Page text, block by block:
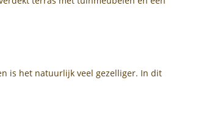
is het natuurlijk veel gezelliger. In dit